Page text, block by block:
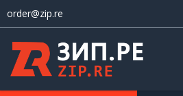
order@zip.re